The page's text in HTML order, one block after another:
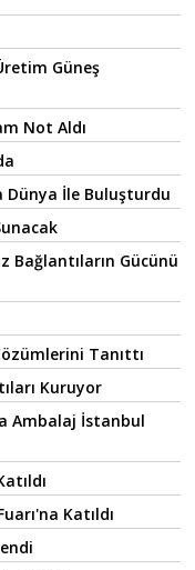
Güneş
Not Aldı
Dünya İle Buluşturdu
Bağlantıların Gücünü
Tanıttı
Kuruyor
Ambalaj İstanbul
Katıldı